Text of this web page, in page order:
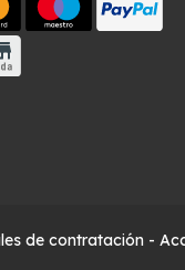
de contratación -